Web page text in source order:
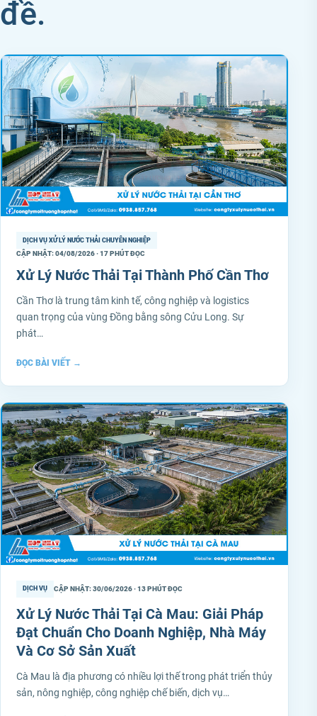
đề.
DỊCH VỤ XỬ LÝ NƯỚC THẢI CHUYÊN NGHIỆP
CẬP NHẬT: 04/08/2026 · 17 PHÚT ĐỌC
Xử Lý Nước Thải Tại Thành Phố Cần Thơ
Cần Thơ là trung tâm kinh tế, công nghiệp và logistics
quan trọng của vùng Đồng bằng sông Cửu Long. Sự
phát…
ĐỌC BÀI VIẾT →
DỊCH VỤ CẬP NHẬT: 30/06/2026 · 13 PHÚT ĐỌC
Xử Lý Nước Thải Tại Cà Mau: Giải Pháp
Đạt Chuẩn Cho Doanh Nghiệp, Nhà Máy
Và Cơ Sở Sản Xuất
Cà Mau là địa phương có nhiều lợi thế trong phát triển thủy
sản, nông nghiệp, công nghiệp chế biến, dịch vụ…